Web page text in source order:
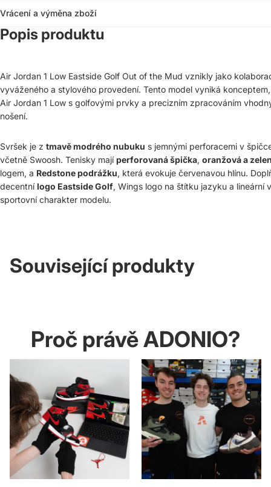
Vrácení a výměna zboží
Popis produktu
Air Jordan 1 Low Eastside Golf Out of the Mud vznikly jako
vyváženého a stylového provedení. Tento model vyniká
Air Jordan 1 Low s golfovými prvky a precizním zpracováním
nošení.
Svršek je z tmavě modrého nubuku s jemnými perforacemi v
včetně Swoosh. Tenisky majíperforovaná špička, oranžová a
logem, a Redstone podrážku, která evokuje červenavou hlínu.
decentnílogo Eastside Golf, Wings logo na štítku jazyku a
sportovní charakter modelu.
Související produkty
Proč právě ADONIO?